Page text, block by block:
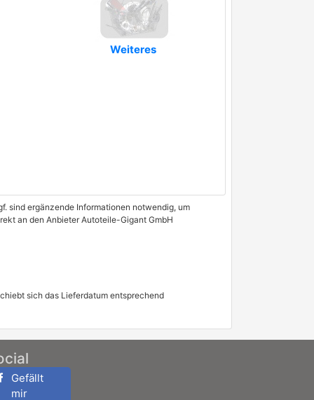
Weiteres
sind ergänzende Informationen notwendig, um
an den Anbieter Autoteile-Gigant GmbH
sich das Lieferdatum entsprechend
Gefällt
mir